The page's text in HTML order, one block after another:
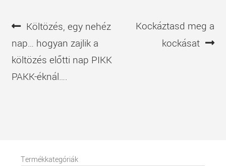
Bejegyzés
navigáció
Előző
bejegyzés
Költözés, egy nehéz
nap… hogyan zajlik a
költözés előtti nap PIKK
PAKK-éknál….
Következő
bejegyzés
Kockáztasd meg a
kockásat
Termékkategóriák